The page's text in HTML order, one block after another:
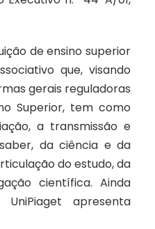
de ensino superior
que, visando
gerais reguladoras
Superior, tem como
a transmissão e
da ciência e da
do estudo, da
científica. Ainda
apresenta